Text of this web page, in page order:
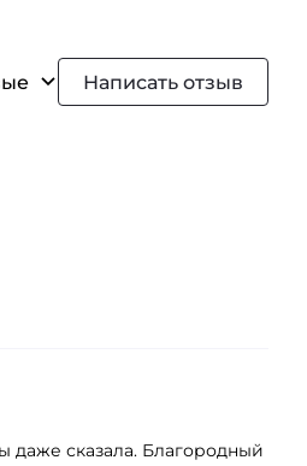
Написать отзыв
даже сказала. Благородный